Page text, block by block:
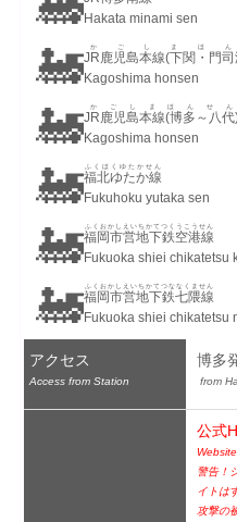
Hakata minami sen
🚂JR鹿児島本線(下関・門
かごしまほん
Kagoshima honsen
🚂JR鹿児島本線(博多～八代
かごしまほんせん
Kagoshima honsen
🚂福北ゆたか線
ふくほくゆたかせん
Fukuhoku yutaka sen
🚂福岡市営地下鉄空港線
ふくおかしえいちかてつくうこうせん
Fukuoka shiei chikatetsu
🚂福岡市営地下鉄七隈線
ふくおかしえいちかてつななくません
Fukuoka shiei chikatetsu
アクセス
Access from Station
博多
from
公式
警告！
イトは
攻撃の